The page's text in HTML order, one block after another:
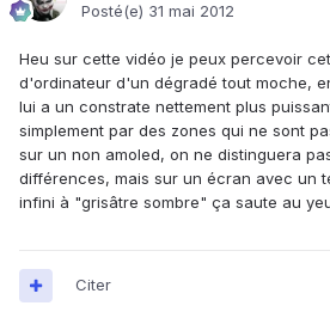
Posté(e) 31 mai 2012
Heu sur cette vidéo je peux percevoir
d'ordinateur d'un dégradé tout moche,
lui a un constrate nettement plus
simplement par des zones qui ne sont
sur un non amoled, on ne distinguera
différences, mais sur un écran avec un
infini à "grisâtre sombre" ça saute au
Citer